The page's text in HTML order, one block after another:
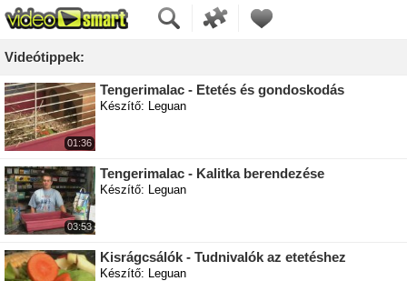
Videótippek:
01:36
Tengerimalac - Etetés és gondoskodás
Készítő: Leguan
03:53
Tengerimalac - Kalitka berendezése
Készítő: Leguan
Kisrágcsálók - Tudnivalók az etetéshez
Készítő: Leguan